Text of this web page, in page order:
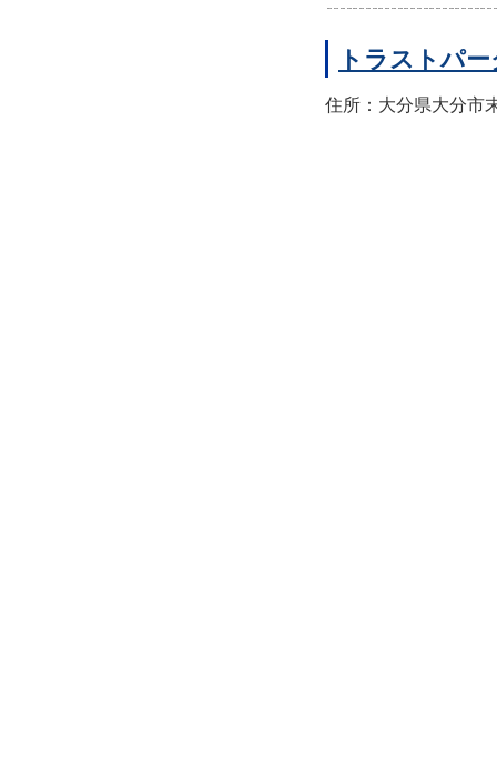
トラストパ
住所：大分県大分市